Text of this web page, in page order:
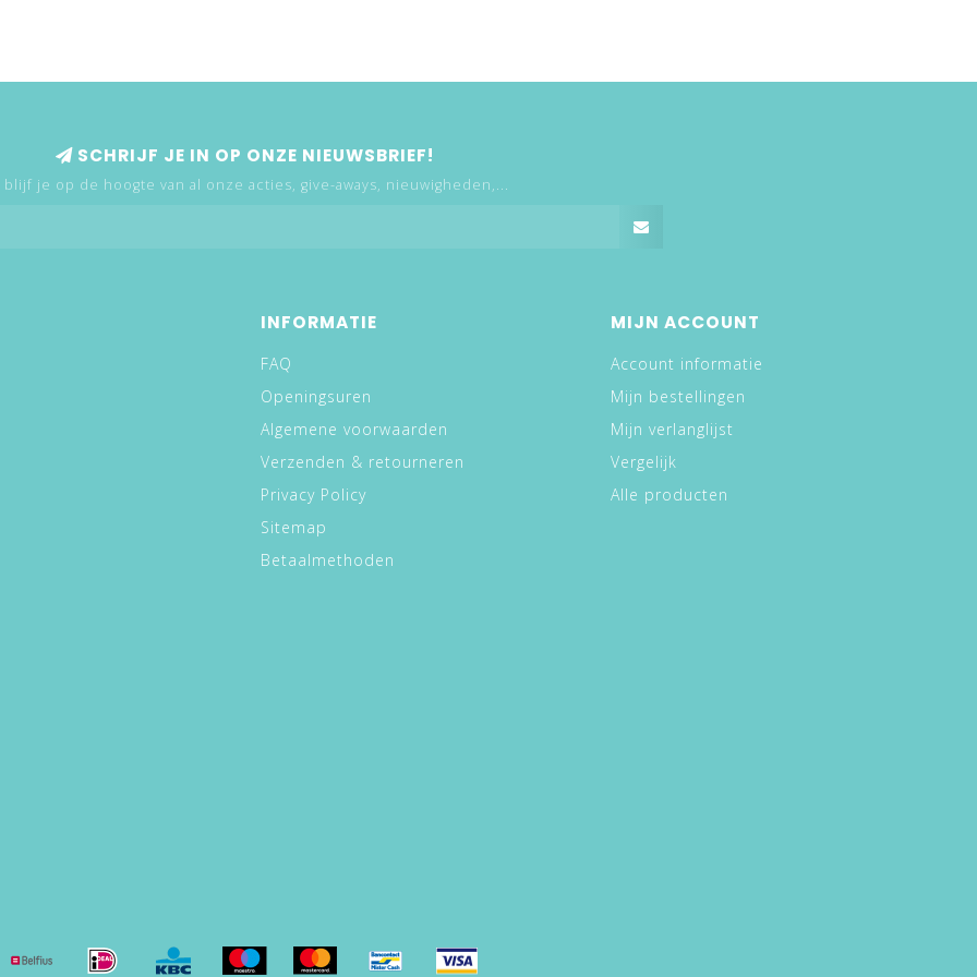
SCHRIJF JE IN OP ONZE NIEUWSBRIEF!
blijf je op de hoogte van al onze acties, give-aways, nieuwigheden,...
INFORMATIE
FAQ
Openingsuren
Algemene voorwaarden
Verzenden & retourneren
Privacy Policy
Sitemap
Betaalmethoden
MIJN ACCOUNT
Account informatie
Mijn bestellingen
Mijn verlanglijst
Vergelijk
Alle producten